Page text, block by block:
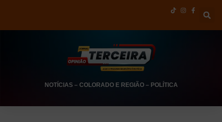
NOTÍCIAS– COLORADO E REGIÃO– POLÍTICA